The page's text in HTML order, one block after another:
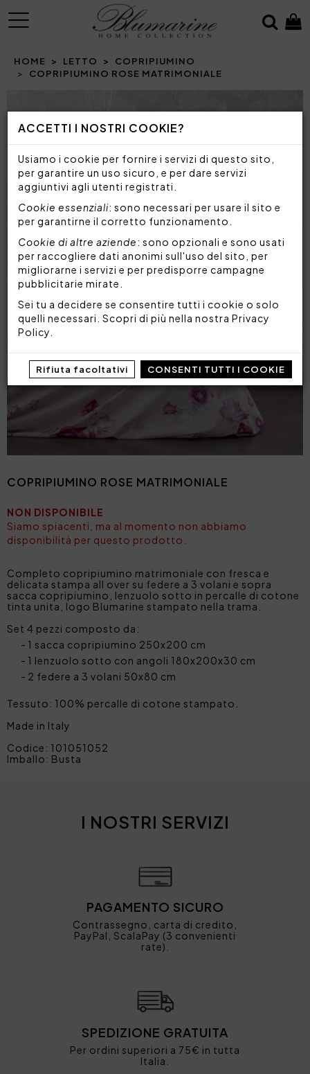
ACCETTI I NOSTRI COOKIE?
Usiamo i cookie per fornire i servizi di questo sito,
per garantire un uso sicuro, e per dare servizi
aggiuntivi agli utenti registrati.
Cookie essenziali: sono necessari per usare il sito e
per garantirne il corretto funzionamento.
Cookie di altre aziende: sono opzionali e sono usati
per raccogliere dati anonimi sull'uso del sito, per
migliorarne i servizi e per predisporre campagne
pubblicitarie mirate.
Sei tu a decidere se consentire tutti i cookie o solo
quelli necessari. Scopri di più nella nostra Privacy
Policy
Rifiuta facoltativi CONSENTI TUTTI I COOKIE
MENU
HOME LETTO
COPRIPIUMINO
COPRIPIUMINO ROSE MATRIMONIALE
COPRIPIUMINO ROSE MATRIMONIALE
NON DISPONIBILE
Siamo spiacenti, ma al momento non abbiamo
disponibilità per questo prodotto.
Completo copripiumino matrimoniale con fresca e
delicata stampa all over su federe a 3 volani e sopra
sacca copripiumino, lenzuolo sotto in percalle di cotone
tinta unita, logo Blumarine stampato nella trama.
Set 4 pezzi composto da:
1 sacca copripiumino 250x200 cm
1 lenzuolo sotto con angoli 180x200x30 cm
2 federe a 3 volani 50x80 cm
Tessuto: 100% percalle di cotone stampato.
Made in Italy
Codice: 101051052
Imballo: Busta
I NOSTRI SERVIZI
PAGAMENTO SICURO
Contrassegno, carta di credito,
PayPal, ScalaPay (3 convenienti
rate).
SPEDIZIONE GRATUITA
Per ordini superiori a 75€ in tutta
Italia.